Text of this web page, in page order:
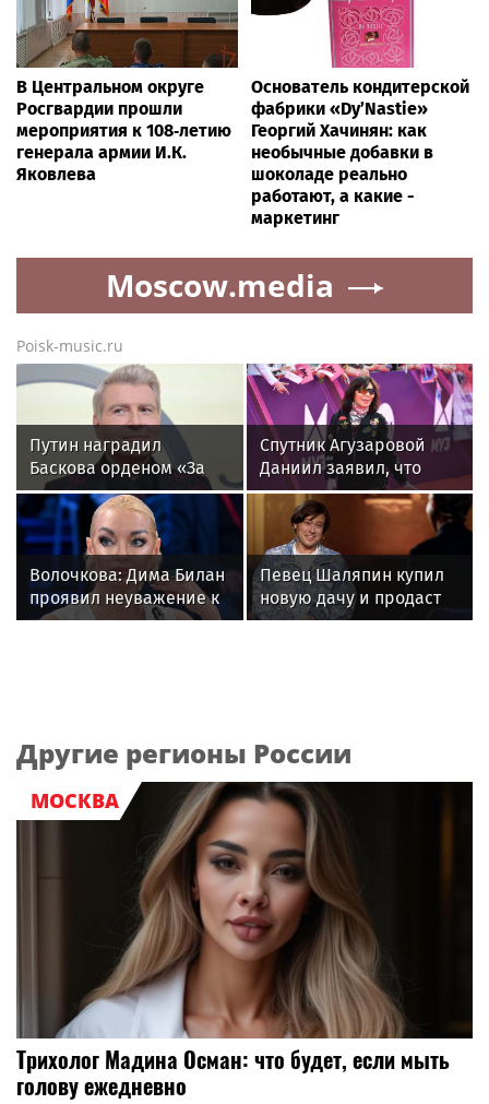
В Центральном округе
Росгвардии прошли
мероприятия к 108‑летию
генерала армии И.К.
Яковлева
Основатель кондитерской
фабрики «Dy’Nastie»
Георгий Хачинян: как
необычные добавки в
шоколаде реально
работают, а какие -
маркетинг
Moscow.media
Poisk-music.ru
Путин наградил
Баскова орденом «За
заслуги перед
Отечеством» IV степени
Спутник Агузаровой
Даниил заявил, что
решал рабочие
вопросы с певицей в
отеле
Волочкова: Дима Билан
проявил неуважение к
зрителям на своем
Певец Шаляпин купил
новую дачу и продаст
старую
Другие регионы России
МОСКВА
Трихолог Мадина Осман: что будет, если мыть
голову ежедневно